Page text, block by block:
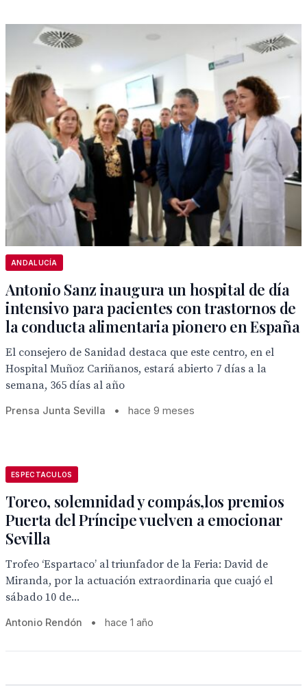
ANDALUCÍA
Antonio Sanz inaugura un hospital de día
intensivo para pacientes con trastornos de
la conducta alimentaria pionero en España
El consejero de Sanidad destaca que este centro, en el
Hospital Muñoz Cariñanos, estará abierto 7 días a la
semana, 365 días al año
Prensa Junta Sevilla • hace 9 meses
ESPECTACULOS
Toreo, solemnidad y compás,los premios
Puerta del Príncipe vuelven a emocionar
Sevilla
Trofeo ‘Espartaco’ al triunfador de la Feria: David de
Miranda, por la actuación extraordinaria que cuajó el
sábado 10 de...
Antonio Rendón • hace 1 año